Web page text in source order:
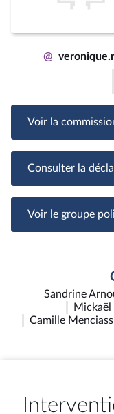
@
Voir la
Consulter la
Voir le groupe
Sandrine
Mickaël
Camille